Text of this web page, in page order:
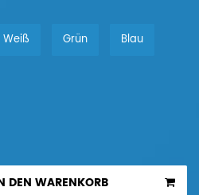
Weiß Grün Blau
DEN WARENKORB